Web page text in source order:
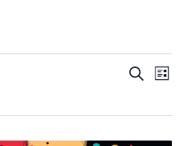
Recherche
Liste